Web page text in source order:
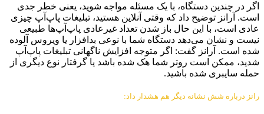
اگر در چندین دستگاه، با یک مسئله مواجه شوید، یعنی خطر جدی
است. آرانز توضیح داد که وقتی آنلاین هستید، تبلیغات پاپ‌آپ چیزی
عادی است، با این حال باز شدن تعداد غیرعادی پاپ‌آپ‌ها طبیعی
نیست و نشان می‌دهد دستگاه شما با نوعی بدافزار یا ویروس آلوده
شده است. آرانز گفت: اگر متوجه افزایش ناگهانی تبلیغات پاپ‌آپ‌
شدید، ممکن است روتر شما هک شده باشد یا گرفتار نوع دیگری از
حمله سایبری شده باشید.
رانز درباره شش نشانه دیگر هم هشدار داد: